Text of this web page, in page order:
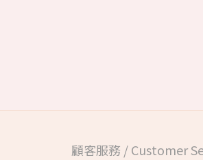
顧客服務 / Customer